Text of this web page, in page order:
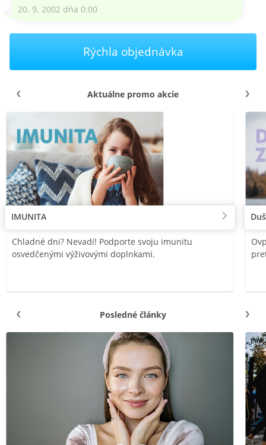
20. 9. 2002 dňa 0:00
Rýchla objednávka
Aktuálne promo akcie
IMUNITA
Chladné dni? Nevadí! Podporte svoju imunitu
osvedčenými výživovými doplnkami.
Posledné články